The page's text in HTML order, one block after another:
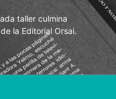
taller culmina
la Editorial Orsai.